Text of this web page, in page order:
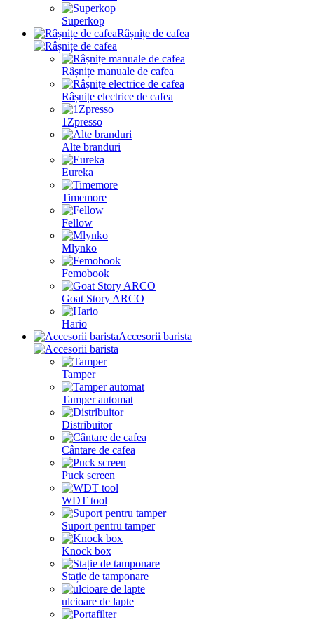
Superkop
Râșnițe de cafea
Râșnițe manuale de cafea
Râșnițe electrice de cafea
1Zpresso
Alte branduri
Eureka
Timemore
Fellow
Mlynko
Femobook
Goat Story ARCO
Hario
Accesorii barista
Tamper
Tamper automat
Distribuitor
Cântare de cafea
Puck screen
WDT tool
Suport pentru tamper
Knock box
Stație de tamponare
ulcioare de lapte